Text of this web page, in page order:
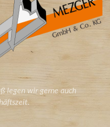
legen wir gerne auch